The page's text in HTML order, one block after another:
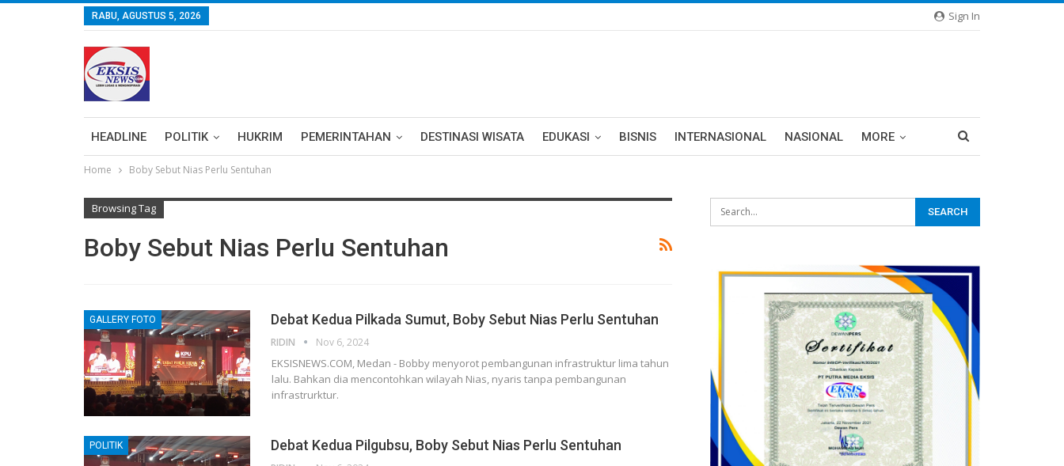
Sign In
RABU, AGUSTUS 5, 2026
HEADLINE POLITIK HUKRIM PEMERINTAHAN DESTINASI WISATA EDUKASI BISNIS INTERNASIONAL NASIONAL MORE
Home Boby Sebut Nias Perlu Sentuhan
Browsing Tag
Boby Sebut Nias Perlu Sentuhan
GALLERY FOTO Debat Kedua Pilkada Sumut, Boby Sebut Nias Perlu Sentuhan
RIDIN Nov 6, 2024
EKSISNEWS.COM, Medan - Bobby menyorot pembangunan infrastruktur lima tahun
lalu. Bahkan dia mencontohkan wilayah Nias, nyaris tanpa pembangunan
infrastrurktur.
POLITIK Debat Kedua Pilgubsu, Boby Sebut Nias Perlu Sentuhan